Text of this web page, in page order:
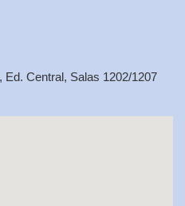
Ed. Central, Salas 1202/1207